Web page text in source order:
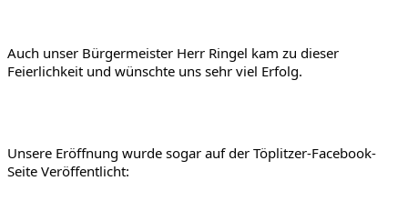
Auch unser Bürgermeister Herr Ringel kam zu dieser
Feierlichkeit und wünschte uns sehr viel Erfolg.
Unsere Eröffnung wurde sogar auf der Töplitzer-Facebook-
Seite Veröffentlicht: